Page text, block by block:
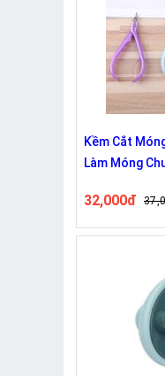
Kềm Cắt
Làm Móng
32,000đ